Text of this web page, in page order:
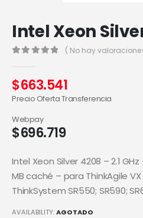
Intel Xeon
( No hay
$663.541
Precio Oferta Transferencia
$696.719
Webpay
Intel Xeon Silver 4208 – 2.1 GHz
MB caché – para ThinkAgile
ThinkSystem SR550; SR590;
AVAILABILITY:AGOTADO